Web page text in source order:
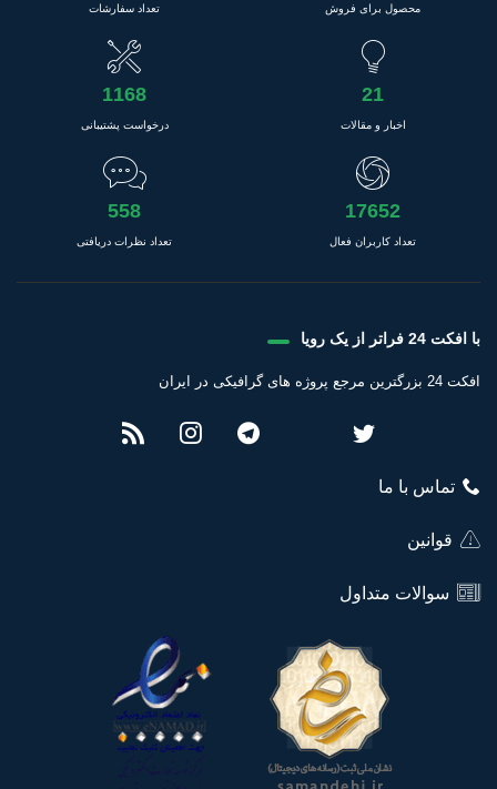
محصول برای فروش تعداد سفارشات
21
اخبار و مقالات
1168
درخواست پشتیبانی
17652
تعداد کاربران فعال
558
تعداد نظرات دریافتی
با افکت 24 فراتر از یک رویا
افکت 24 بزرگترین مرجع پروژه های گرافیکی در ایران
تماس با ما
قوانین
سوالات متداول